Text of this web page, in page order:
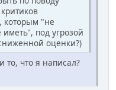
которым "не
под угрозой
оценки?)
то, что я написал?